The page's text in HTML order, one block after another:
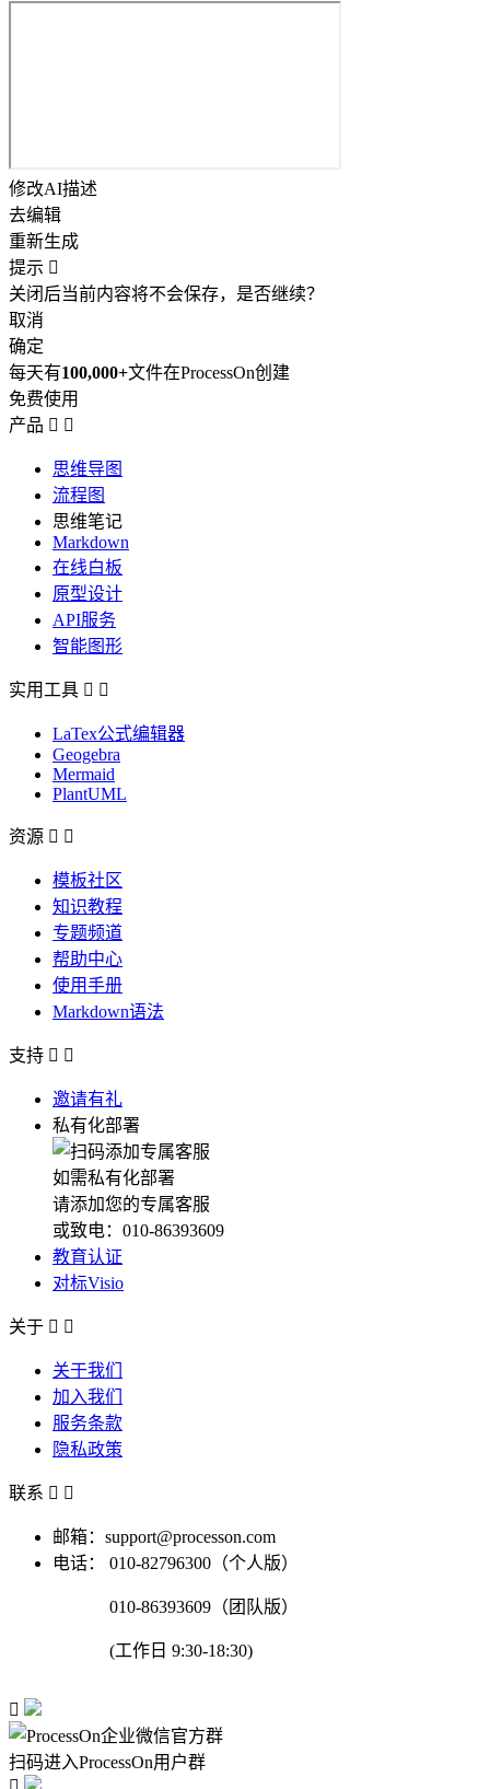
修改AI描述
去编辑
重新生成
提示 
关闭后当前内容将不会保存，是否继续？
取消
确定
每天有100,000+文件在ProcessOn创建
免费使用
产品  
思维导图
流程图
思维笔记
Markdown
在线白板
原型设计
API服务
智能图形
实用工具  
LaTex公式编辑器
Geogebra
Mermaid
PlantUML
资源  
模板社区
知识教程
专题频道
帮助中心
使用手册
Markdown语法
支持  
邀请有礼
私有化部署
如需私有化部署
请添加您的专属客服
或致电：010-86393609
教育认证
对标Visio
关于  
关于我们
加入我们
服务条款
隐私政策
联系  
邮箱：support@processon.com
电话：
010-82796300（个人版）
010-86393609（团队版）
(工作日 9:30-18:30)

扫码进入ProcessOn用户群